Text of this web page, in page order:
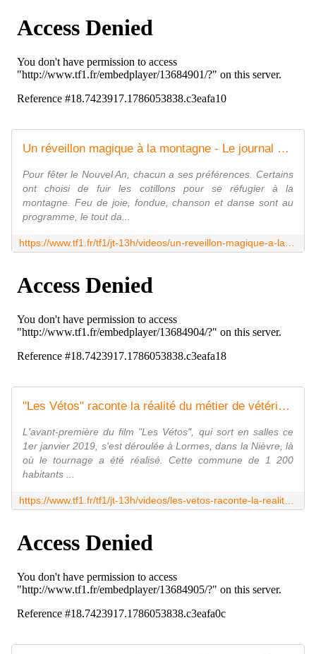
Un réveillon magique à la montagne - Le journal de 13h | TF1
Pour fêter le Nouvel An, chacun a ses préférences. Certains
ont choisi de fuir les cotillons pour se réfugier à la
montagne. Feu de joie, fondue, chanson et danse sont au
programme, le tout da...
"Les Vétos" raconte la réalité du métier de vétérinaire rural - Le journal de 13h | TF1
L'avant-première du film "Les Vétos", qui sort en salles ce
1er janvier 2019, s'est déroulée à Lormes, dans la Nièvre, là
où le tournage a été réalisé. Cette commune de 1 200
habitants ...